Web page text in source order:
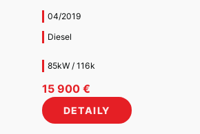
04/2019
Diesel
85kW / 116k
15 900 €
DETAILY